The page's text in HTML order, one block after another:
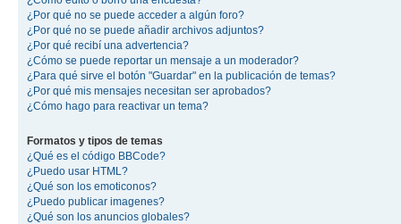
¿Por qué no se puede acceder a algún foro?
¿Por qué no se puede añadir archivos adjuntos?
¿Por qué recibí una advertencia?
¿Cómo se puede reportar un mensaje a un moderador?
¿Para qué sirve el botón "Guardar" en la publicación de temas?
¿Por qué mis mensajes necesitan ser aprobados?
¿Cómo hago para reactivar un tema?
Formatos y tipos de temas
¿Qué es el código BBCode?
¿Puedo usar HTML?
¿Qué son los emoticonos?
¿Puedo publicar imagenes?
¿Qué son los anuncios globales?